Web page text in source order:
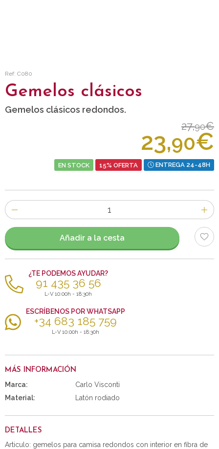
Ref: C080
Gemelos clásicos
Gemelos clásicos redondos.
27,90€
23,90€
EN STOCK 15% OFERTA ENTREGA 24-48H
Número
de
artículos
Añadir a la cesta
¿TE PODEMOS AYUDAR?
91 435 36 56
L-V 10:00h - 18:30h
ESCRÍBENOS POR WHATSAPP
+34 683 185 759
L-V 10:00h - 18:30h
MÁS INFORMACIÓN
Marca:
Carlo Visconti
Material:
Latón rodiado
DETALLES
Articulo: gemelos para camisa redondos con interior en fibra de